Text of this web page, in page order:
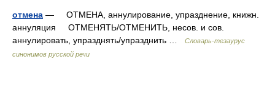
отмена — ОТМЕНА, аннулирование, упразднение, книжн.
аннуляция ОТМЕНЯТЬ/ОТМЕНИТЬ, несов. и сов.
аннулировать, упразднять/упразднить …
Словарь-тезаурус
синонимов русской речи